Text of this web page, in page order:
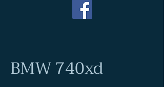
BMW 740xd